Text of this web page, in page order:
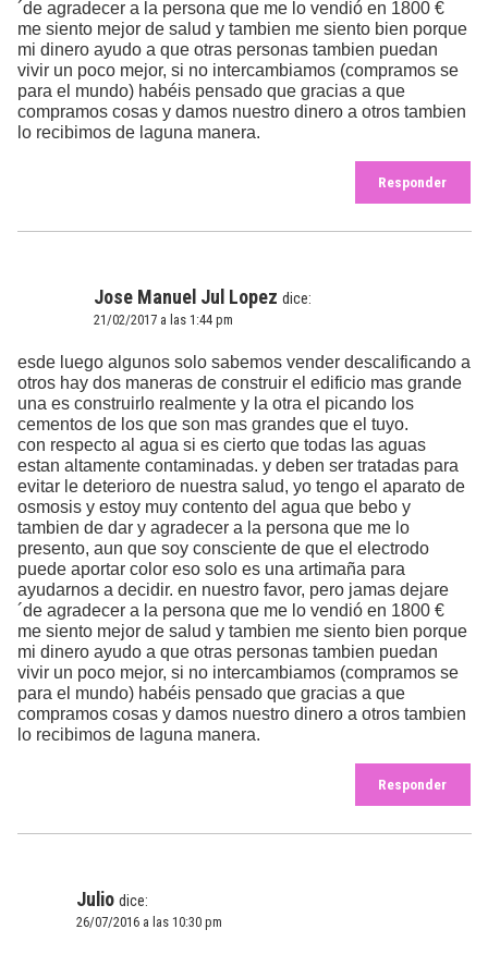
´de agradecer a la persona que me lo vendió en 1800 €
me siento mejor de salud y tambien me siento bien porque
mi dinero ayudo a que otras personas tambien puedan
vivir un poco mejor, si no intercambiamos (compramos se
para el mundo) habéis pensado que gracias a que
compramos cosas y damos nuestro dinero a otros tambien
lo recibimos de laguna manera.
Responder
Jose Manuel Jul Lopez dice:
21/02/2017 a las 1:44 pm
esde luego algunos solo sabemos vender descalificando a
otros hay dos maneras de construir el edificio mas grande
una es construirlo realmente y la otra el picando los
cementos de los que son mas grandes que el tuyo.
con respecto al agua si es cierto que todas las aguas
estan altamente contaminadas. y deben ser tratadas para
evitar le deterioro de nuestra salud, yo tengo el aparato de
osmosis y estoy muy contento del agua que bebo y
tambien de dar y agradecer a la persona que me lo
presento, aun que soy consciente de que el electrodo
puede aportar color eso solo es una artimaña para
ayudarnos a decidir. en nuestro favor, pero jamas dejare
´de agradecer a la persona que me lo vendió en 1800 €
me siento mejor de salud y tambien me siento bien porque
mi dinero ayudo a que otras personas tambien puedan
vivir un poco mejor, si no intercambiamos (compramos se
para el mundo) habéis pensado que gracias a que
compramos cosas y damos nuestro dinero a otros tambien
lo recibimos de laguna manera.
Responder
Julio dice:
26/07/2016 a las 10:30 pm